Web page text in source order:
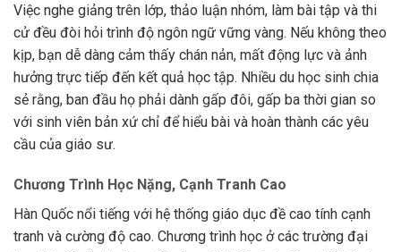
Việc nghe giảng trên lớp, thảo luận nhóm, làm bài tập và thi
cử đều đòi hỏi trình độ ngôn ngữ vững vàng. Nếu không theo
kịp, bạn dễ dàng cảm thấy chán nản, mất động lực và ảnh
hưởng trực tiếp đến kết quả học tập. Nhiều du học sinh chia
sẻ rằng, ban đầu họ phải dành gấp đôi, gấp ba thời gian so
với sinh viên bản xứ chỉ để hiểu bài và hoàn thành các yêu
cầu của giáo sư.
Chương Trình Học Nặng, Cạnh Tranh Cao
Hàn Quốc nổi tiếng với hệ thống giáo dục đề cao tính cạnh
tranh và cường độ cao. Chương trình học ở các trường đại